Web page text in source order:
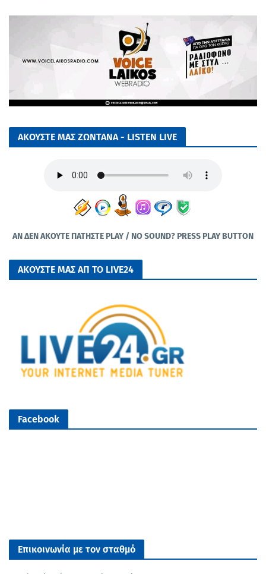
ΑΚΟΥΣΤΕ ΜΑΣ ΖΩΝΤΑΝΑ - LISTEN LIVE
ΑΝ ΔΕΝ ΑΚΟΥΤΕ ΠΑΤΗΣΤΕ PLAY / NO SOUND? PRESS PLAY BUTTON
ΑΚΟΥΣΤΕ ΜΑΣ ΑΠ ΤΟ LIVE24
Facebook
Επικοινωνία με τον σταθμό